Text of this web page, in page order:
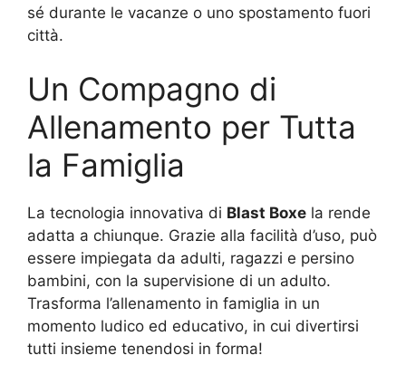
sé durante le vacanze o uno spostamento fuori
città.
Un Compagno di
Allenamento per Tutta
la Famiglia
La tecnologia innovativa di Blast Boxe la rende
adatta a chiunque. Grazie alla facilità d’uso, può
essere impiegata da adulti, ragazzi e persino
bambini, con la supervisione di un adulto.
Trasforma l’allenamento in famiglia in un
momento ludico ed educativo, in cui divertirsi
tutti insieme tenendosi in forma!